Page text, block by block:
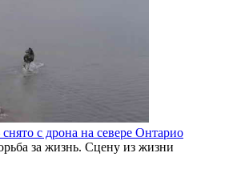
с дрона на севере Онтарио
за жизнь. Сцену из жизни